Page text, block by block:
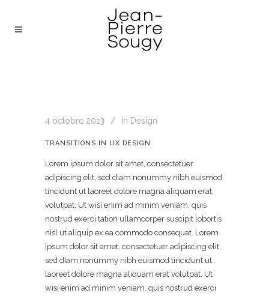
4 octobre 2013 In Design
TRANSITIONS IN UX DESIGN
Lorem ipsum dolor sit amet, consectetuer
adipiscing elit, sed diam nonummy nibh euismod
tincidunt ut laoreet dolore magna aliquam erat
volutpat. Ut wisi enim ad minim veniam, quis
nostrud exerci tation ullamcorper suscipit lobortis
nisl ut aliquip ex ea commodo consequat. Lorem
ipsum dolor sit amet, consectetuer adipiscing elit,
sed diam nonummy nibh euismod tincidunt ut
laoreet dolore magna aliquam erat volutpat. Ut
wisi enim ad minim veniam, quis nostrud exerci